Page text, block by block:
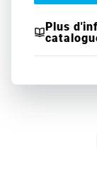
Plus